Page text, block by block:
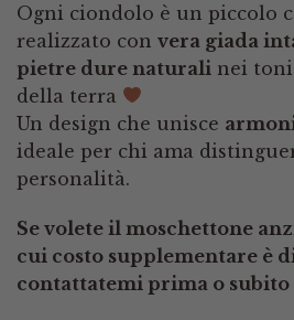
Ogni ciondolo è un piccolo
realizzato con vera giada
pietre dure naturali nei
della terra
Un design che unisce
ideale per chi ama
personalità.
Se volete il moschettone
cui costo supplementare è
contattatemi prima o subito